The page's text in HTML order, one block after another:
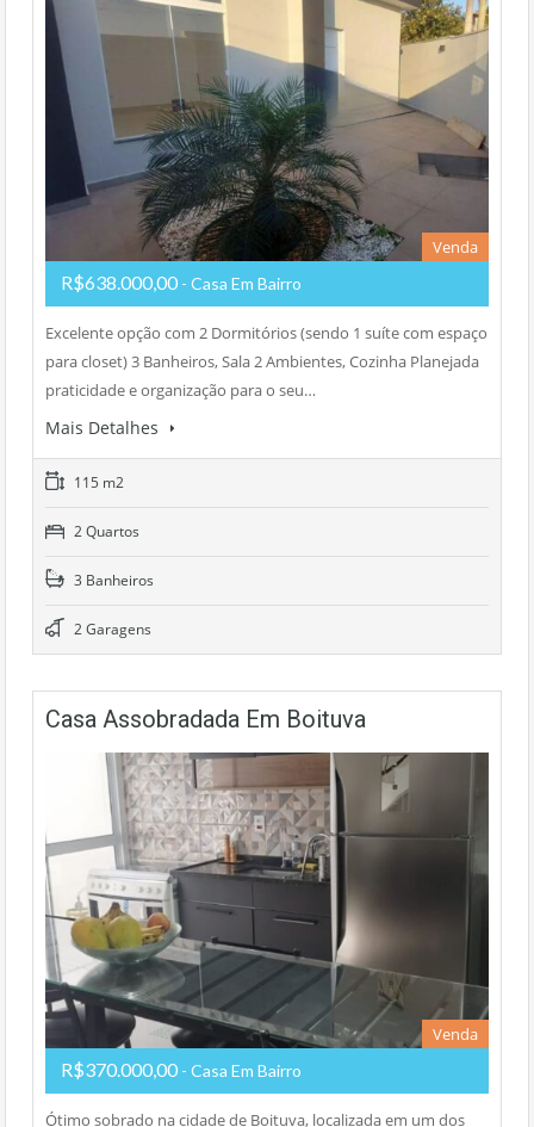
Venda
R$638.000,00 - Casa Em Bairro
Excelente opção com 2 Dormitórios (sendo 1 suíte com espaço
para closet) 3 Banheiros, Sala 2 Ambientes, Cozinha Planejada
praticidade e organização para o seu…
Mais Detalhes
115 m2
2 Quartos
3 Banheiros
2 Garagens
Casa Assobradada Em Boituva
Venda
R$370.000,00 - Casa Em Bairro
Ótimo sobrado na cidade de Boituva, localizada em um dos